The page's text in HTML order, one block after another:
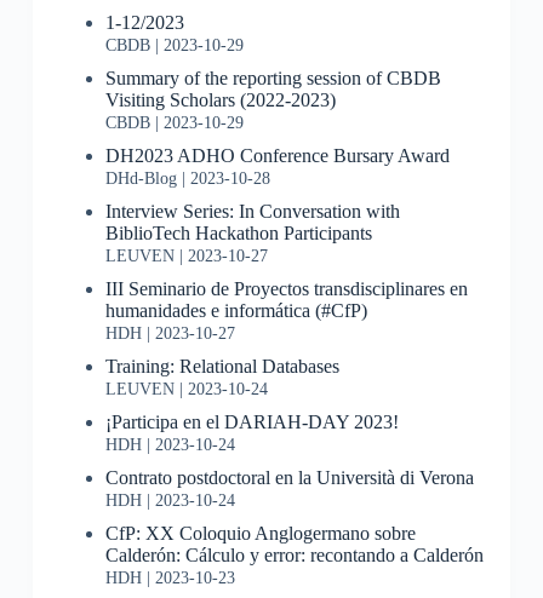
1-12/2023
CBDB 2023-10-29
Summary of the reporting session of CBDB
Visiting Scholars (2022-2023)
CBDB 2023-10-29
DH2023 ADHO Conference Bursary Award
DHd-Blog 2023-10-28
Interview Series: In Conversation with
BiblioTech Hackathon Participants
LEUVEN 2023-10-27
III Seminario de Proyectos transdisciplinares en
humanidades e informática (#CfP)
HDH 2023-10-27
Training: Relational Databases
LEUVEN 2023-10-24
¡Participa en el DARIAH-DAY 2023!
HDH 2023-10-24
Contrato postdoctoral en la Università di Verona
HDH 2023-10-24
CfP: XX Coloquio Anglogermano sobre
Calderón: Cálculo y error: recontando a Calderón
HDH 2023-10-23